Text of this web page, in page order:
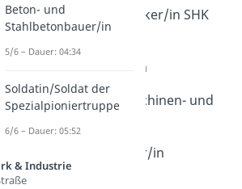
Anlagenmechaniker/in SHK
Dauer: 03:47
Maschinen- und
Anlagenführer/in
Dauer: 04:02
Bewerbung Maschinen- und
Dauer: 02:08
Prozesstechniker/in
Dauer: 05:14
Beton- und
Stahlbetonbauer/in
5/6 – Dauer: 04:34
Soldatin/Soldat der
Spezialpioniertruppe
6/6 – Dauer: 05:52
& Industrie